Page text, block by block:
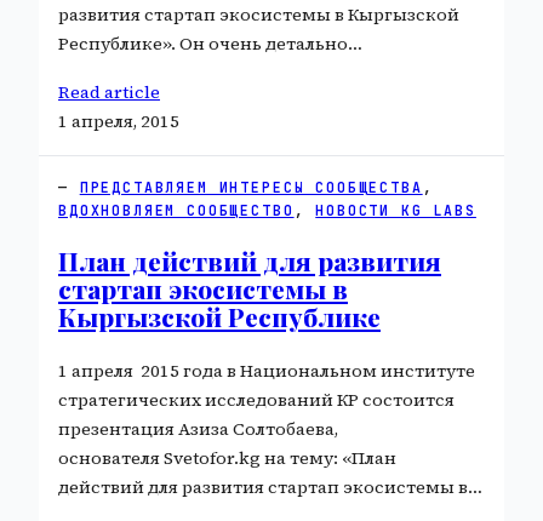
развития стартап экосистемы в Кыргызской
Республике». Он очень детально…
Read article
1 апреля, 2015
ПРЕДСТАВЛЯЕМ ИНТЕРЕСЫ СООБЩЕСТВА
ВДОХНОВЛЯЕМ СООБЩЕСТВО , НОВОСТИ KG LABS
План действий для развития
стартап экосистемы в
Кыргызской Республике
1 апреля 2015 года в Национальном институте
стратегических исследований КР состоится
презентация Азиза Солтобаева,
основателя Svetofor.kg на тему: «План
действий для развития стартап экосистемы в…